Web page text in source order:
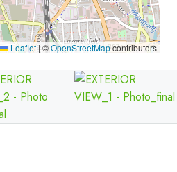
Leaflet|©OpenStreetMapcontributors